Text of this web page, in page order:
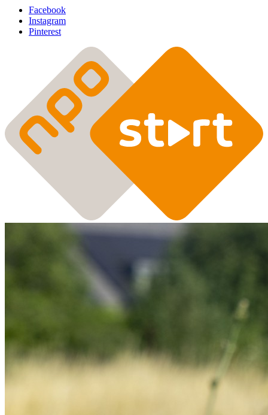
Facebook
Instagram
Pinterest